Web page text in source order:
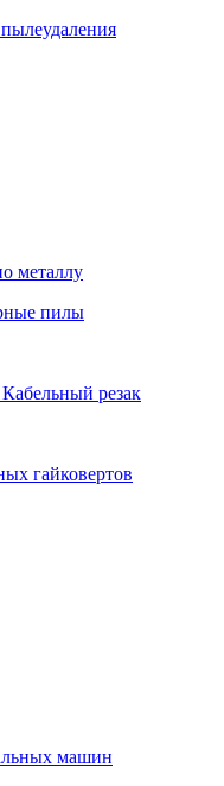
металлу
пилы
резак
гайковертов
машин